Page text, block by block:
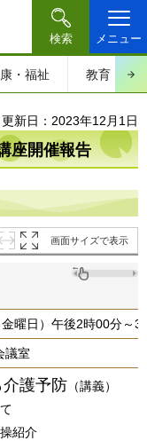
検索 メニュー
・福祉 教育・文
更新日：2023年12月1日
座開催報告
画面サイズで表示
曜日）午後2時00分～3
議室
護予防 （講義）
紹介